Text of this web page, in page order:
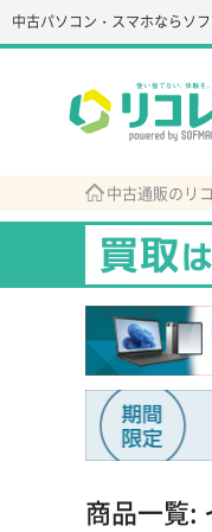
中古パソコン・スマホならソ
中古通販のリ
商品一覧: